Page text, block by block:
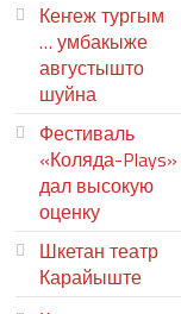
Кеҥеж тургым
… умбакыже
августышто
шуйна
Фестиваль
«Коляда-Plays»
дал высокую
оценку
Шкетан театр
Карайыште